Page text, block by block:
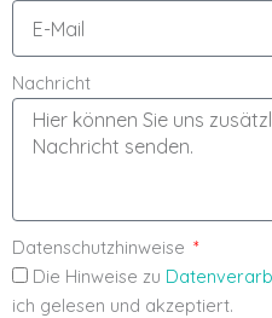
Nachricht
Datenschutzhinweise
Die Hinweise zu
ich gelesen und akzeptiert.